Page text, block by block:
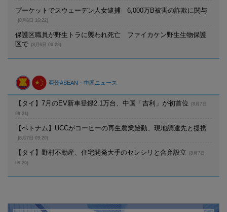
プーケットでスウェーデン人女逮捕 6,000万B被害の詐欺に関与
(8月6日 16:22)
保護区職員が野生トラに襲われ死亡 ファイカケン野生生物保護
区で
(8月6日 09:22)
亜州ASEAN・中国ニュース
【タイ】7月のEV新車登録2.1万台、中国「吉利」が初首位
(8月7日
09:21)
【ベトナム】UCCがコーヒーの再生農業始動、現地調達先と提携
(8月7日 09:20)
【タイ】野村不動産、住宅開発大手のセンシリと合弁設立
(8月7日
09:20)